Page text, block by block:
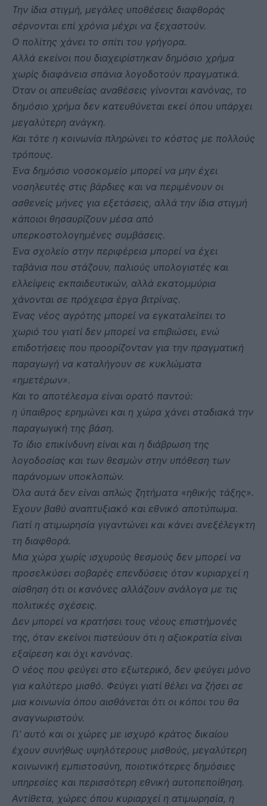
Την ίδια στιγμή, μεγάλες υποθέσεις διαφθοράς
σέρνονται επί χρόνια μέχρι να ξεχαστούν.
Ο πολίτης χάνει το σπίτι του γρήγορα.
Αλλά εκείνοι που διαχειρίστηκαν δημόσιο χρήμα
χωρίς διαφάνεια σπάνια λογοδοτούν πραγματικά.
Όταν οι απευθείας αναθέσεις γίνονται κανόνας, το
δημόσιο χρήμα δεν κατευθύνεται εκεί όπου υπάρχει
μεγαλύτερη ανάγκη.
Και τότε η κοινωνία πληρώνει το κόστος με πολλούς
τρόπους.
Ένα δημόσιο νοσοκομείο μπορεί να μην έχει
νοσηλευτές στις βάρδιες και να περιμένουν οι
ασθενείς μήνες για εξετάσεις, αλλά την ίδια στιγμή
κάποιοι θησαυρίζουν μέσα από
υπερκοστολογημένες συμβάσεις.
Ένα σχολείο στην περιφέρεια μπορεί να έχει
ταβάνια που στάζουν, παλιούς υπολογιστές και
ελλείψεις εκπαιδευτικών, αλλά εκατομμύρια
χάνονται σε πρόχειρα έργα βιτρίνας.
Ένας νέος αγρότης μπορεί να εγκαταλείπει το
χωριό του γιατί δεν μπορεί να επιβιώσει, ενώ
επιδοτήσεις που προορίζονταν για την πραγματική
παραγωγή να καταλήγουν σε κυκλώματα
«ημετέρων».
Και το αποτέλεσμα είναι ορατό παντού:
η ύπαιθρος ερημώνει και η χώρα χάνει σταδιακά την
παραγωγική της βάση.
Το ίδιο επικίνδυνη είναι και η διάβρωση της
λογοδοσίας και των θεσμών στην υπόθεση των
παράνομων υποκλοπών.
Όλα αυτά δεν είναι απλώς ζητήματα «ηθικής τάξης».
Έχουν βαθύ αναπτυξιακό και εθνικό αποτύπωμα.
Γιατί η ατιμωρησία γιγαντώνει και κάνει ανεξέλεγκτη
τη διαφθορά.
Μια χώρα χωρίς ισχυρούς θεσμούς δεν μπορεί να
προσελκύσει σοβαρές επενδύσεις όταν κυριαρχεί η
αίσθηση ότι οι κανόνες αλλάζουν ανάλογα με τις
πολιτικές σχέσεις.
Δεν μπορεί να κρατήσει τους νέους επιστήμονές
της, όταν εκείνοι πιστεύουν ότι η αξιοκρατία είναι
εξαίρεση και όχι κανόνας.
Ο νέος που φεύγει στο εξωτερικό, δεν φεύγει μόνο
για καλύτερο μισθό. Φεύγει γιατί θέλει να ζήσει σε
μια κοινωνία όπου αισθάνεται ότι οι κόποι του θα
αναγνωριστούν.
Γι’ αυτό και οι χώρες με ισχυρό κράτος δικαίου
έχουν συνήθως υψηλότερους μισθούς, μεγαλύτερη
κοινωνική εμπιστοσύνη, ποιοτικότερες δημόσιες
υπηρεσίες και περισσότερη εθνική αυτοπεποίθηση.
Αντίθετα, χώρες όπου κυριαρχεί η ατιμωρησία, η